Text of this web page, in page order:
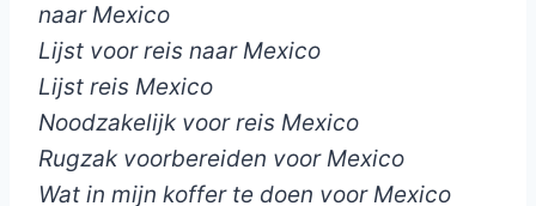
naar Mexico
Lijst voor reis naar Mexico
Lijst reis Mexico
Noodzakelijk voor reis Mexico
Rugzak voorbereiden voor Mexico
Wat in mijn koffer te doen voor Mexico